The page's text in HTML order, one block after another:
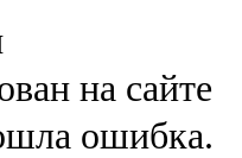
на сайте
ошибка.